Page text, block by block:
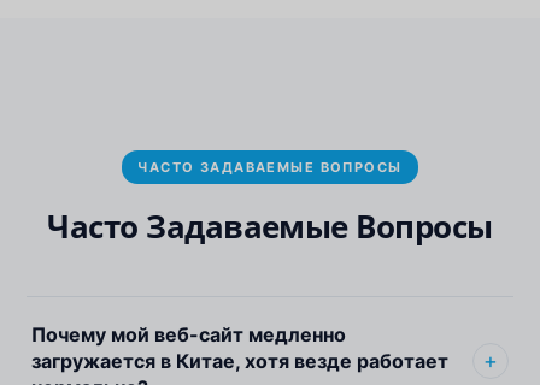
ЧАСТО ЗАДАВАЕМЫЕ ВОПРОСЫ
Часто Задаваемые Вопросы
Почему мой веб-сайт медленно
загружается в Китае, хотя везде работает